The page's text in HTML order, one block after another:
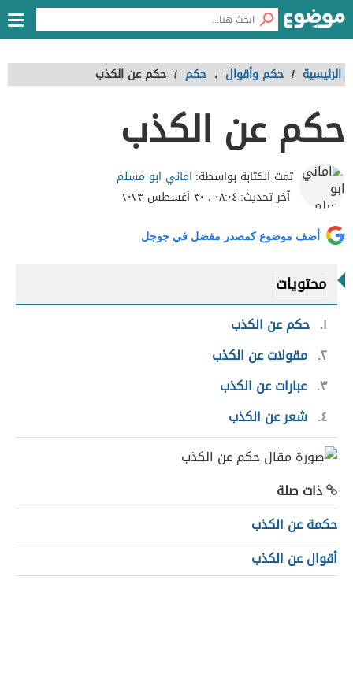
الرئيسية / حكم وأقوال ، حكم / حكم عن الكذب
حكم عن الكذب
تمت الكتابة بواسطة: اماني ابو مسلم
آخر تحديث:٠٨:٠٤ ، ٣٠ أغسطس ٢٠٢٣
أضف موضوع كمصدر مفضل في جوجل
محتويات
١ حكم عن الكذب
٢ مقولات عن الكذب
٣ عبارات عن الكذب
٤ شعر عن الكذب
ذات صلة
حكمة عن الكذب
أقوال عن الكذب